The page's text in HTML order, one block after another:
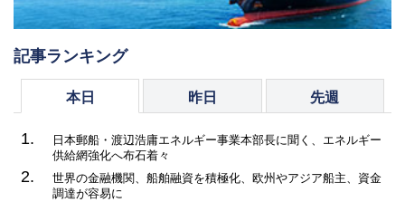
記事ランキング
本日 昨日 先週
1.
日本郵船・渡辺浩庸エネルギー事業本部長に聞く、エネルギー
供給網強化へ布石着々
2.
世界の金融機関、船舶融資を積極化、欧州やアジア船主、資金
調達が容易に